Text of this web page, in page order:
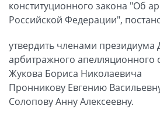
конституционного закона "Об
Российской Федерации",
утвердить членами президиума
арбитражного апелляционного
Жукова Бориса Николаевича
Пронникову Евгению
Солопову Анну Алексеевну.